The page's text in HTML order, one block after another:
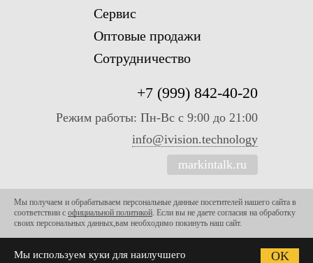
CTV-M4704AHD Цветной
Есть в наличии
● Экран: 7 дюймов,IPS ● Каналы:2
панели,2 камеры ● Управление:Touch
Screen ● Запись: есть (MicroSD) ●
Встроенный блок питания ● Год: 2018
CTV-M4704AHD Цветной
Есть в наличии
● Экран: 7 дюймов,IPS ● Каналы:2
панели,2 камеры ● Управление:Touch
Screen ● Запись: есть (MicroSD) ●
Встроенный блок питания ● Год: 2018
Сервис
Оптовые продажи
Сотрудничество
+7 (999) 842-40-20
Режим работы: Пн-Вс с 9:00 до 21:00
info@ivision.technology
markintalk.ru
Мы получаем и обрабатываем персональные данные посетителей нашего сайта в
соответствии с официальной политикой. Если вы не даете согласия на обработку
своих персональных данных,вам необходимо покинуть наш сайт.
Мы используем куки для наилучшего
OK